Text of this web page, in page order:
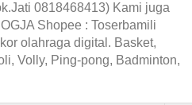
0818468413) Kami juga
Shopee : Toserbamili
olahraga digital. Basket,
Volly, Ping-pong, Badminton,